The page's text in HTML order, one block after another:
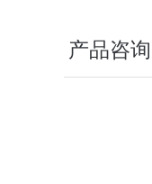
产品咨询